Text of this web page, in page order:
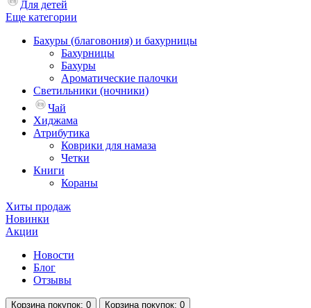
Для детей
Еще категории
Бахуры (благовония) и бахурницы
Бахурницы
Бахуры
Ароматические палочки
Светильники (ночники)
Чай
Хиджама
Атрибутика
Коврики для намаза
Четки
Книги
Кораны
Хиты продаж
Новинки
Акции
Новости
Блог
Отзывы
Корзина покупок: 0 Корзина покупок: 0